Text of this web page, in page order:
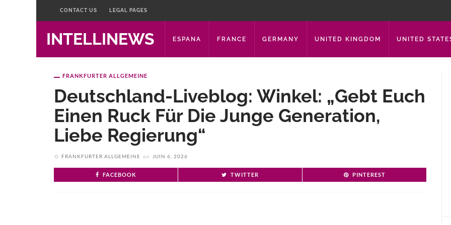
CONTACT US LEGAL PAGES
INTELLINEWS ESPANA FRANCE GERMANY UNITED KINGDOM UNITED
FRANKFURTER ALLGEMEINE
Deutschland-Liveblog: Winkel: „Gebt Euch
Einen Ruck Für Die Junge Generation,
Liebe Regierung“
FRANKFURTER ALLGEMEINE on JUIN 6, 2026
FACEBOOK TWITTER PINTEREST